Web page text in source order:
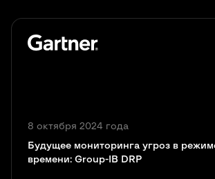
8 октября 2024 года
Будущее мониторинга угроз в
времени: Group-IB DRP